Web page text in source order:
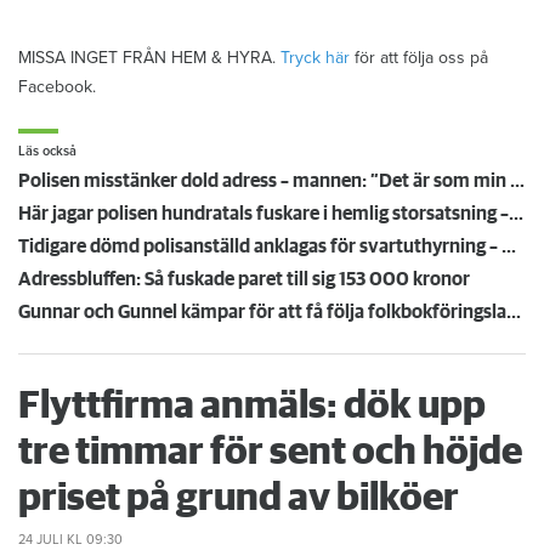
MISSA INGET FRÅN HEM & HYRA. Tryck här för att följa oss på
Facebook.
Läs också
Polisen misstänker dold adress – mannen: ”Det är som min extrafamilj”
Här jagar polisen hundratals fuskare i hemlig storsatsning – efter tips från hyresvärdar
Tidigare dömd polisanställd anklagas för svartuthyrning – hade två hyresrätter
Adressbluffen: Så fuskade paret till sig 153 000 kronor
Gunnar och Gunnel kämpar för att få följa folkbokföringslagen: "Det är så stolligt"
Flyttfirma anmäls: dök upp
tre timmar för sent och höjde
priset på grund av bilköer
24 JULI KL 09:30